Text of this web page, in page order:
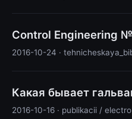
Control Engineering
2016-10-24 ·
Какая бывает
2016-10-16 · publikacii / electro